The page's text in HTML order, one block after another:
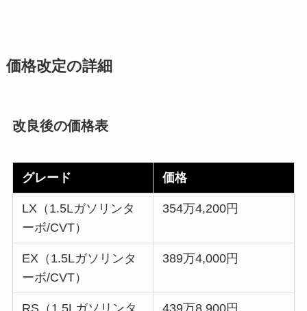
価格改定の詳細
改良後の価格表
グレード 価格
LX（1.5Lガソリンタ
ーボ/CVT）
354万4,200円
EX（1.5Lガソリンタ
ーボ/CVT）
389万4,000円